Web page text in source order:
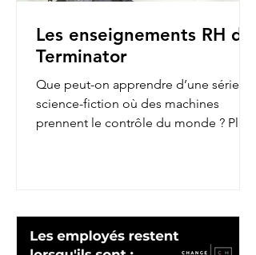
Les enseignements RH de
Terminator
Que peut-on apprendre d’une série de
science-fiction où des machines
prennent le contrôle du monde ? Plus